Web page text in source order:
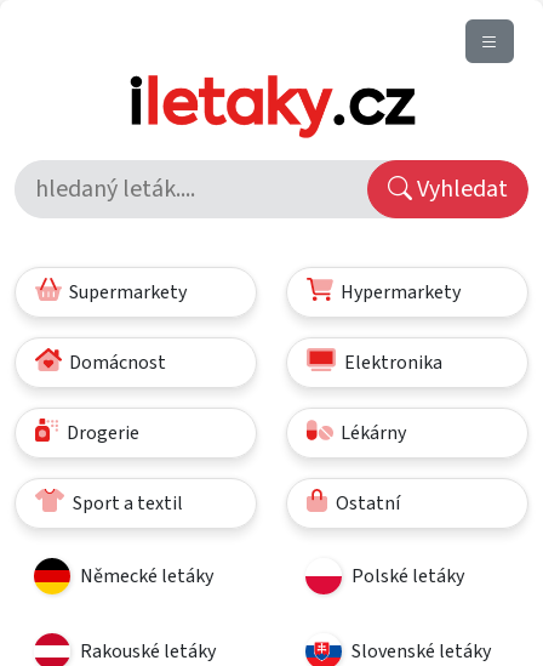
Vyhledat
Supermarkety Hypermarkety
Domácnost Elektronika
Drogerie Lékárny
Sport a textil Ostatní
Německé letáky Polské letáky
Rakouské letáky Slovenské letáky